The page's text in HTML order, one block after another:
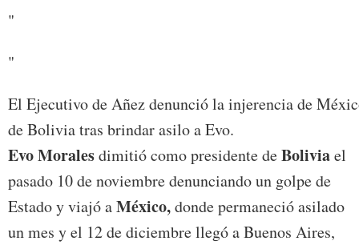
"
"
El Ejecutivo de Añez denunció la injerencia de
de Bolivia tras brindar asilo a Evo.
Evo Moralesdimitió como presidente deBoliviael
pasado 10 de noviembre denunciando un golpe de
Estado y viajó aMéxico,donde permaneció asilado
un mes y el 12 de diciembre llegó a Buenos Aires,